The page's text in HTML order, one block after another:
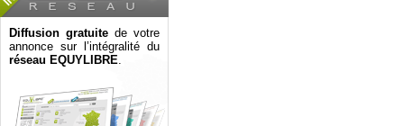
Diffusion gratuite de votre
annonce sur l’intégralité du
réseau EQUYLIBRE.